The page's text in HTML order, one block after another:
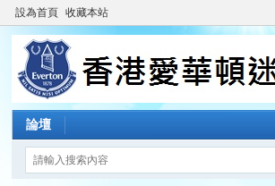
設為首頁 收藏本站
論壇